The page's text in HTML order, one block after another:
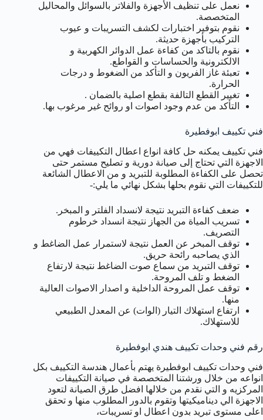
نعمل على تنظيف الأجهزة والفلاتر بالسوائل والمحاليل
المتخصصة.
نقوم بتوفير اختبارات لكشف التسريبات و عيوب
التركيب بأجهزة حديثة.
نقوم بالتاكد من كفاءة عمل الدوائر الكهربية و
الالكترونية والحساسات و القواطع.
تعبئة غاز الفريون و التأكد من الضغوط و درجات
الحرارة.
تغيير القطع التالفة بقطع اصلية بالضمان .
التأكد من عدم وجود اصوات او روائح غير مرغوب بها.
فني تكييف ابوفطيرة
فني تكييف يمكنه حل كافة انواع اعطال التكييفات فهي من
الاجهزة التي تحتاج إلى صيانة دورية و تصليح مستمر حتى
تحصل على الكفاءة المطلوبة للتبريد و من الاعطال الشائعة
للتكييفات التي نقوم بحلها بشكل نهائي ما يلي:-
ضعف كفاءة التبريد نتيجة لانسداد الفلتر و المبخر.
تسريب المياة من الجهاز نتيجة انسداد خرطوم
التصريف.
توقف المبخر عن العمل نتيجة لاستمرار عمل الضاغط و
الذي يصاحبه رائحة حريق.
توقف التبريد من سماع صوت الضاغط نتيجة لارتفاع
الضغط و تلف المروحة.
توقف عمل المروحة الداخلية و اصدار الاصوات العالية
منها.
ارتفاع استهلاك التيار (الوات) عن المعدل الطبيعي
للاستهلاك.
رقم فني وحدات تكييف هندي ابوفطيرة
فني وحدات تكييف ابوفطيرة يهتم بأعمال هندسة التكييف بكل
انواعه من خلال ورشتنا المتخصصة في صيانة التكييفات
المركزيه و التي نقدم من خلالها افضل طرق الصيانة لتعود
الاجهزة الي ديناميكيتها وتقوم بالدور المطلوب منها و تحقق
اعلى مستوى تبريد بدون اعطال او تسريبات،